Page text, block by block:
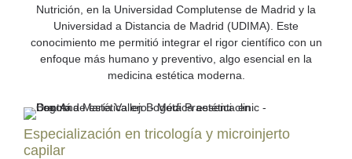
Nutrición, en la Universidad Complutense de Madrid y la
Universidad a Distancia de Madrid (UDIMA). Este
conocimiento me permitió integrar el rigor científico con un
enfoque más humano y preventivo, algo esencial en la
medicina estética moderna.
Especialización en tricología y microinjerto
capilar